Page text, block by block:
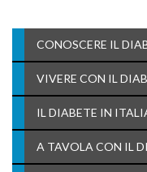
CONOSCERE IL
VIVERE CON IL
IL DIABETE IN
A TAVOLA CON IL